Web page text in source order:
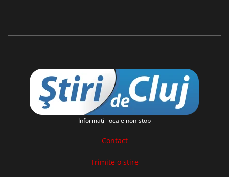
Informaţii locale non-stop
Contact
Trimite o stire